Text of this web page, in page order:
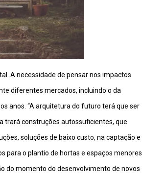
A necessidade de pensar nos impactos
diferentes mercados, incluindo o da
anos. “A arquitetura do futuro terá que ser
trará construções autossuficientes, que
soluções de baixo custo, na captação e
para o plantio de hortas e espaços menores
do momento do desenvolvimento de novos